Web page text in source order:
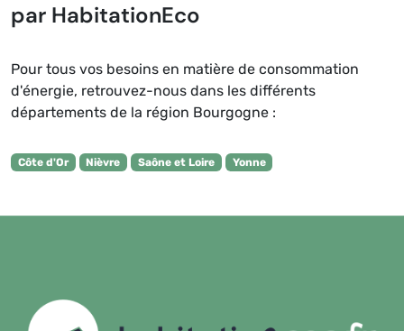
par HabitationEco
Pour tous vos besoins en matière de consommation
d'énergie, retrouvez-nous dans les différents
départements de la région Bourgogne :
Côte d'Or Nièvre Saône et Loire Yonne